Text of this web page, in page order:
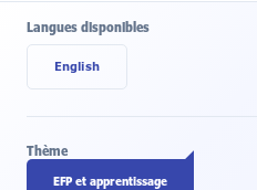
Langues disponibles
English
Thème
EFP et apprentissage